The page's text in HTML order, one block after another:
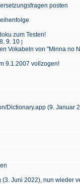
posten
zum Testen!
8 9 10 ]
Vokabeln von "Minna no
9.1.2007 vollzogen!
Dictionary.app (9. Januar
(3. Juni 2022), nun wieder